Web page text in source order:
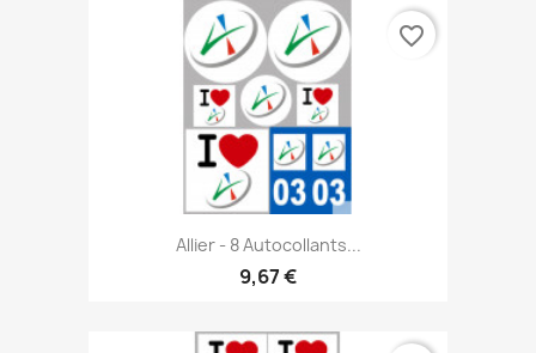
Allier - 8 Autocollants...
9,67 €
favorite_border